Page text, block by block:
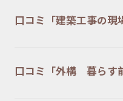
口コミ「建築工事の現
口コミ「外構 暮らす